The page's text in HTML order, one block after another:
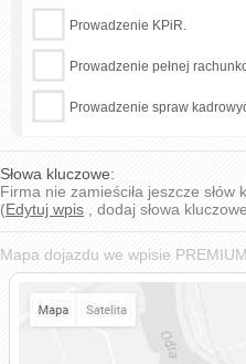
Prowadzenie KPiR.
Prowadzenie pełnej
Prowadzenie spraw
Słowa kluczowe:
Firma nie zamieściła jeszcze słów
(Edytuj wpis , dodaj słowa
Mapa dojazdu we wpisie PREMIUM